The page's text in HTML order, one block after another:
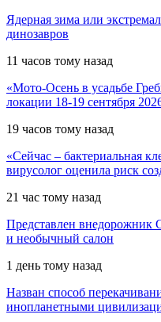
Ядерная зима или
динозавров
11 часов тому назад
«Мото-Осень в усадьбе
локации 18-19 сентября
19 часов тому назад
«Сейчас – бактериальная
вирусолог оценила риск
21 час тому назад
Представлен внедорожник
и необычный салон
1 день тому назад
Назван способ
инопланетными